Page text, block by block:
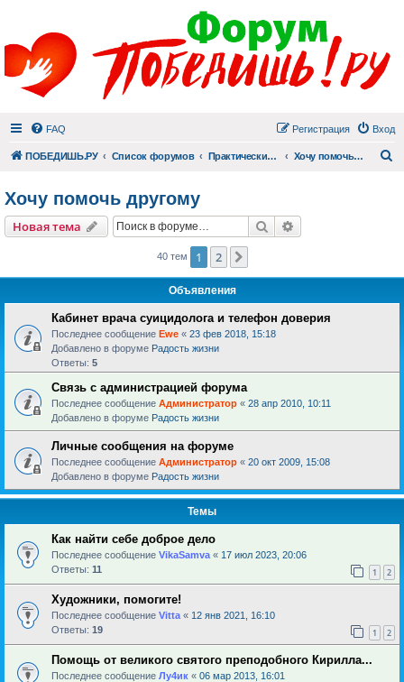
FAQ Вход
Регистрация
ПОБЕДИШЬ.РУ Список форумов Практический раздел Хочу помочь другому
Хочу помочь другому
Новая тема Поиск
40 тем 1 2
Объявления
Кабинет врача суицидолога и телефон доверия
Последнее сообщение Ewe « 23 фев 2018, 15:18
Добавлено в форуме Радость жизни
Ответы: 5
Связь с администрацией форума
Последнее сообщение Администратор « 28 апр 2010, 10:11
Добавлено в форуме Радость жизни
Личные сообщения на форуме
Последнее сообщение Администратор « 20 окт 2009, 15:08
Добавлено в форуме Радость жизни
Темы
Как найти себе доброе дело
Последнее сообщение VikaSamva « 17 июл 2023, 20:06
Ответы: 11 1 2
Художники, помогите!
Последнее сообщение Vitta « 12 янв 2021, 16:10
Ответы: 19 1 2
Помощь от великого святого преподобного Кирилла...
Последнее сообщение Лу4ик « 06 мар 2013, 16:01